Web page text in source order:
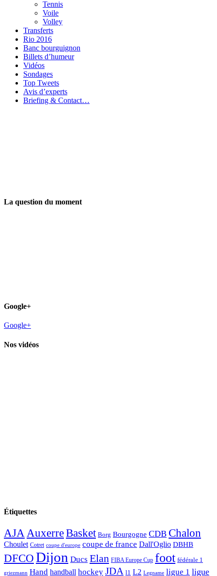
Tennis
Voile
Volley
Transferts
Rio 2016
Banc bourguignon
Billets d’humeur
Vidéos
Sondages
Top Tweets
Avis d’experts
Briefing & Contact…
La question du moment
Google+
Google+
Nos vidéos
Étiquettes
AJAAuxerreBasket Borg Bourgogne CDB Chalon
Choulet Cotret coupe d'europe coupe de france Dall'Oglio DBHB
DFCODijon Ducs Elan FIBA Europe Cup foot fédérale 1
griezmann Hand handball hockey JDA l1 L2 Legname ligue 1 ligue